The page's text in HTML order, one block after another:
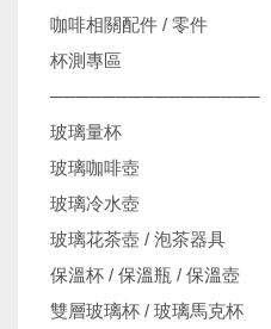
咖啡相關配件 / 零件
杯測專區
────────────────
玻璃量杯
玻璃咖啡壺
玻璃冷水壺
玻璃花茶壺 / 泡茶器具
保溫杯 / 保溫瓶 / 保溫壺
雙層玻璃杯 / 玻璃馬克杯